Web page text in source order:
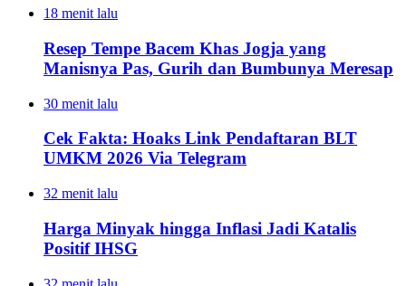
18 menit lalu
Resep Tempe Bacem Khas Jogja yang
Manisnya Pas, Gurih dan Bumbunya Meresap
30 menit lalu
Cek Fakta: Hoaks Link Pendaftaran BLT
UMKM 2026 Via Telegram
32 menit lalu
Harga Minyak hingga Inflasi Jadi Katalis
Positif IHSG